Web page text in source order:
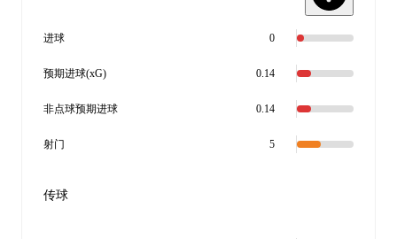
进球 0
预期进球(xG) 0.14
非点球预期进球 0.14
射门 5
传球